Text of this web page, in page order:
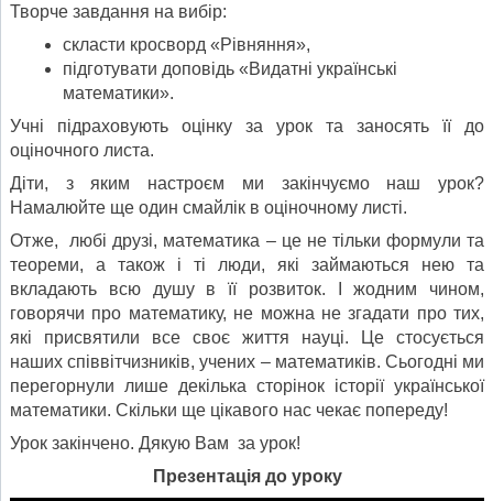
Творче завдання на вибір:
скласти кросворд «Рівняння»,
підготувати доповідь «Видатні українські
математики».
Учні підраховують оцінку за урок та заносять її до
оціночного листа.
Діти, з яким настроєм ми закінчуємо наш урок?
Намалюйте ще один смайлік в оціночному листі.
Отже, любі друзі, математика – це не тільки формули та
теореми, а також і ті люди, які займаються нею та
вкладають всю душу в її розвиток. І жодним чином,
говорячи про математику, не можна не згадати про тих,
які присвятили все своє життя науці. Це стосується
наших співвітчизників, учених – математиків. Сьогодні ми
перегорнули лише декілька сторінок історії української
математики. Скільки ще цікавого нас чекає попереду!
Урок закінчено. Дякую Вам за урок!
Презентація до уроку